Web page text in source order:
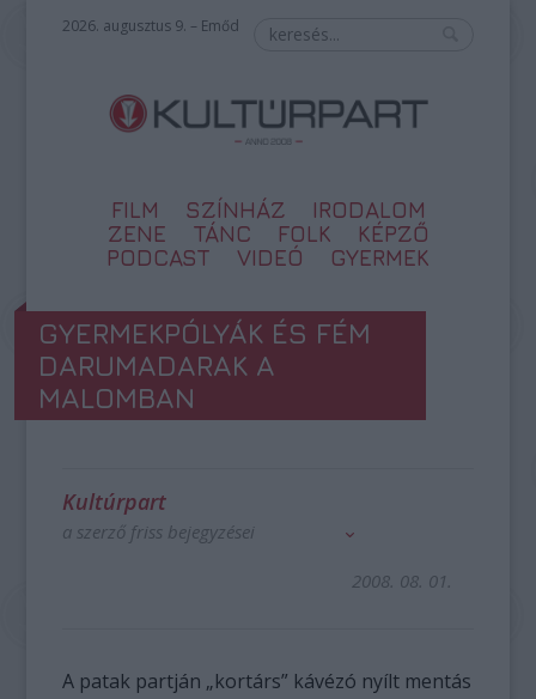
2026. augusztus 9. – Emőd
FILM SZÍNHÁZ
IRODALOM
ZENE
TÁNC FOLK
KÉPZŐ
PODCAST
VIDEÓ GYERMEK
GYERMEKPÓLYÁK ÉS FÉM
DARUMADARAK A
MALOMBAN
Kultúrpart
a szerző friss bejegyzései
2008. 08. 01.
A patak partján „kortárs” kávézó nyílt mentás